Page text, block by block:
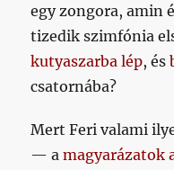
egy zongora, amin
tizedik szimfónia
kutyaszarba lép, és
csatornába?
Mert Feri valami
— amagyarázatok